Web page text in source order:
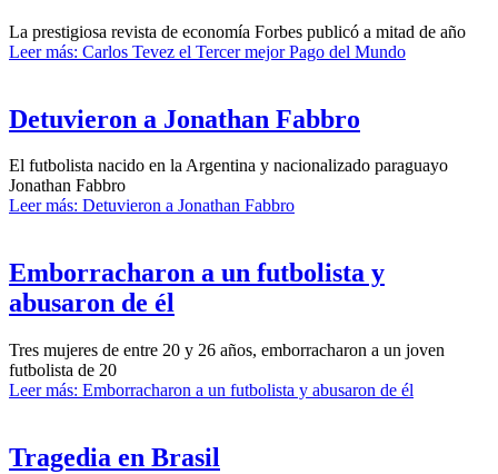
La prestigiosa revista de economía Forbes publicó a mitad de año
Leer más: Carlos Tevez el Tercer mejor Pago del Mundo
Detuvieron a Jonathan Fabbro
El futbolista nacido en la Argentina y nacionalizado paraguayo
Jonathan Fabbro
Leer más: Detuvieron a Jonathan Fabbro
Emborracharon a un futbolista y
abusaron de él
Tres mujeres de entre 20 y 26 años, emborracharon a un joven
futbolista de 20
Leer más: Emborracharon a un futbolista y abusaron de él
Tragedia en Brasil